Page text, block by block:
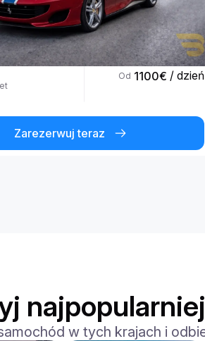
Od 1100€ / dzień
Zarezerwuj teraz
w tych krajach i